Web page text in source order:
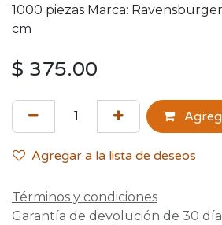
1000 piezas Marca:
cm
$ 375.00
Agregar a la lista de deseos
Términos y condiciones
Garantía de devolución de 30